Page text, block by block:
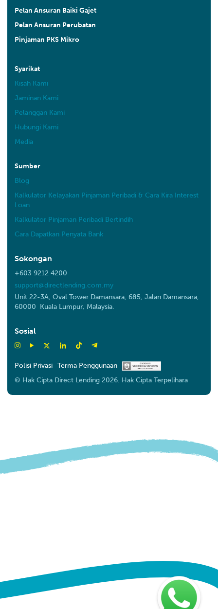
Syarikat
Kisah Kami
Jaminan Kami
Pelanggan Kami
Hubungi Kami
Media
Sokongan
+603 9212 4200
support@directlending.com.my
Unit 22-3A, Oval Tower Damansara, 685, Jalan Damansara,
60000 Kuala Lumpur, Malaysia.
Pelan Ansuran Baiki Gajet
Pelan Ansuran Perubatan
Pinjaman PKS Mikro
Sumber
Blog
Kalkulator Kelayakan Pinjaman Peribadi & Cara Kira Interest
Loan
Kalkulator Pinjaman Peribadi Bertindih
Cara Dapatkan Penyata Bank
Sosial
© Hak Cipta Direct Lending 2026. Hak Cipta Terpelihara
Polisi Privasi Terma Penggunaan